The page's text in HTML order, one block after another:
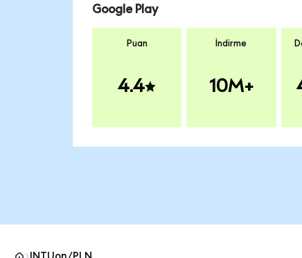
Google Play
Puan
4.4
İndirme
10M+